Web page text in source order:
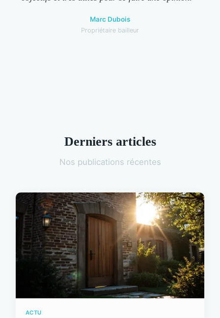
Marc Dubois
Propriétaire bailleur
Derniers articles
Nos publications récentes
ACTU